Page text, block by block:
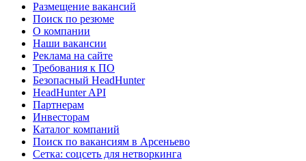
Размещение вакансий
Поиск по резюме
О компании
Наши вакансии
Реклама на сайте
Требования к ПО
Безопасный HeadHunter
HeadHunter API
Партнерам
Инвесторам
Каталог компаний
Поиск по вакансиям в Арсеньево
Сетка: соцсеть для нетворкинга